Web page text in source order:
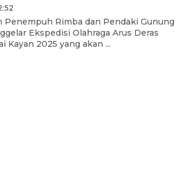
Penempuh Rimba dan Pendaki Gunung
Ekspedisi Olahraga Arus Deras
Kayan 2025 yang akan ...